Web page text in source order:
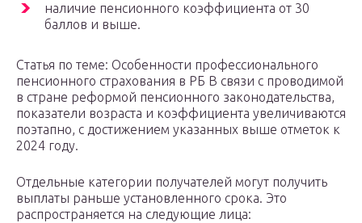
наличие пенсионного коэффициента от 30
баллов и выше.
Статья по теме: Особенности профессионального
пенсионного страхования в РБ В связи с проводимой
в стране реформой пенсионного законодательства,
показатели возраста и коэффициента увеличиваются
поэтапно, с достижением указанных выше отметок к
2024 году.
Отдельные категории получателей могут получить
выплаты раньше установленного срока. Это
распространяется на следующие лица: